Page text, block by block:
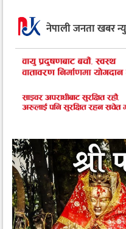
नेपाली जनता खबर